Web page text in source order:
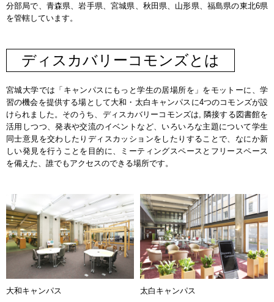
分部局で、青森県、岩手県、宮城県、秋田県、山形県、福島県の東北6県
を管轄しています。
ディスカバリーコモンズとは
宮城大学では「キャンパスにもっと学生の居場所を」をモットーに、学
習の機会を提供する場として大和・太白キャンパスに4つのコモンズが設
けられました。そのうち、ディスカバリーコモンズは, 隣接する図書館を
活用しつつ、発表や交流のイベントなど、いろいろな主題について学生
同士意見を交わしたりディスカッションをしたりすることで、なにか新
しい発見を行うことを目的に、ミーティングスペースとフリースペース
を備えた、誰でもアクセスのできる場所です。
大和キャンパス 太白キャンパス